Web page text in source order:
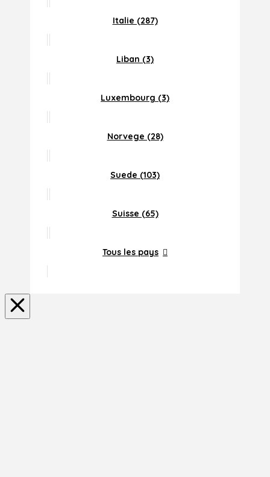
Italie (287)
Liban (3)
Luxembourg (3)
Norvege (28)
Suede (103)
Suisse (65)
Tous les pays